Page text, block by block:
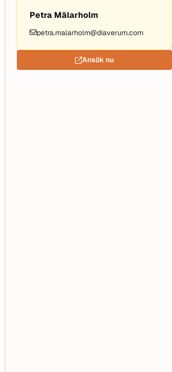
Petra Mälarholm
petra.malarholm@diaverum.com
Ansök nu